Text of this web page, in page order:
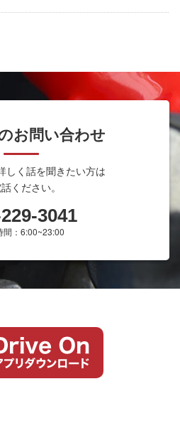
お問い合わせ
しく話を聞きたい方は
ください。
3041
間：6:00~23:00